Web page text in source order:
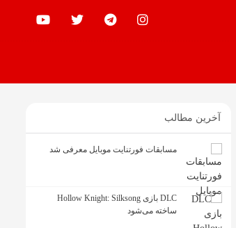
آخرین مطالب
مسابقات فورتنایت موبایل معرفی شد
DLC بازی Hollow Knight: Silksong
ساخته می‌شود